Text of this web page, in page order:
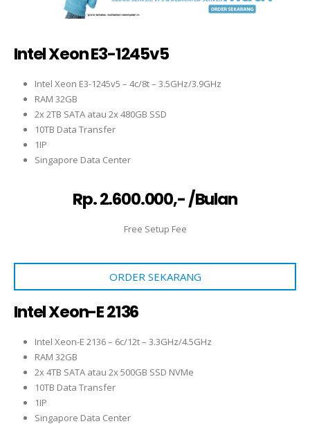
Intel Xeon E3-1245v5
Intel Xeon E3-1245v5 – 4c/8t – 3.5GHz/3.9GHz
RAM 32GB
2x 2TB SATA atau 2x 480GB SSD
10TB Data Transfer
1IP
Singapore Data Center
Rp. 2.600.000,- /Bulan
Free Setup Fee
ORDER SEKARANG
Intel Xeon-E 2136
Intel Xeon-E 2136 – 6c/12t – 3.3GHz/4.5GHz
RAM 32GB
2x 4TB SATA atau 2x 500GB SSD NVMe
10TB Data Transfer
1IP
Singapore Data Center